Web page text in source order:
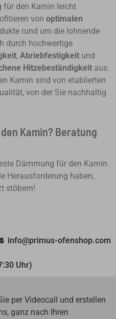
für den Kamin leicht
von optimalen
rund um die lohnende
durch hochwertige
, Abriebfestigkeit und
Hitzebeständigkeit aus.
Kamin sind von etablierten
von der Sie nachhaltig
Kamin? Beratung
Dämmung für den Kamin
Herausforderung haben,
stöbern!
info@primus-ofenshop.com
Uhr)
per Videocall und erstellen
ganz nach Ihren